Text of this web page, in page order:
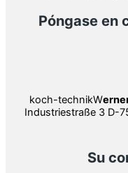
Póngase en
koch-technikW
Industriestraße 3 D-
Su